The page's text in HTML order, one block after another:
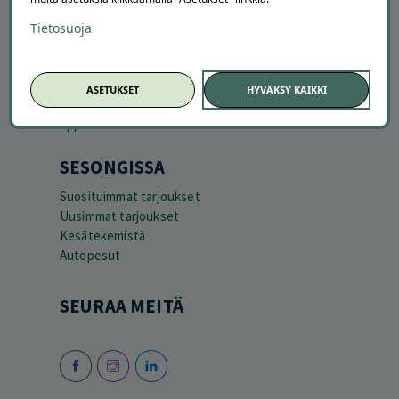
SESONGISSA
Suosituimmat tarjoukset
Uusimmat tarjoukset
Kesätekemistä
Autopesut
SEURAA MEITÄ
Tietosuoja
ASETUKSET HYVÄKSY KAIKKI